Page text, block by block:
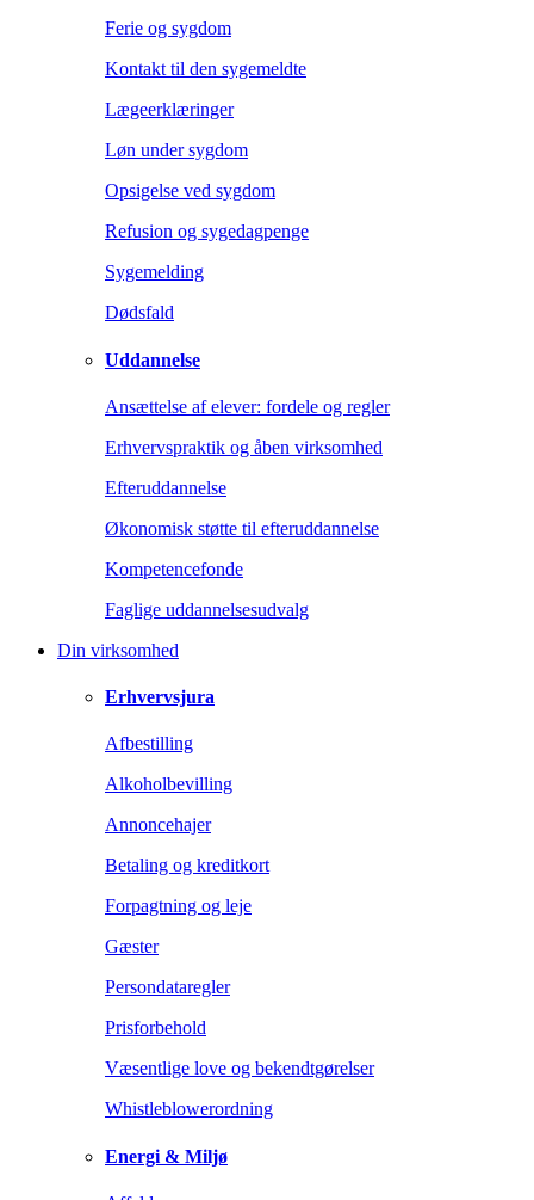
Ferie og sygdom
Kontakt til den sygemeldte
Lægeerklæringer
Løn under sygdom
Opsigelse ved sygdom
Refusion og sygedagpenge
Sygemelding
Dødsfald
Uddannelse
Ansættelse af elever: fordele og regler
Erhvervspraktik og åben virksomhed
Efteruddannelse
Økonomisk støtte til efteruddannelse
Kompetencefonde
Faglige uddannelsesudvalg
Din virksomhed
Erhvervsjura
Afbestilling
Alkoholbevilling
Annoncehajer
Betaling og kreditkort
Forpagtning og leje
Gæster
Persondataregler
Prisforbehold
Væsentlige love og bekendtgørelser
Whistleblowerordning
Energi & Miljø